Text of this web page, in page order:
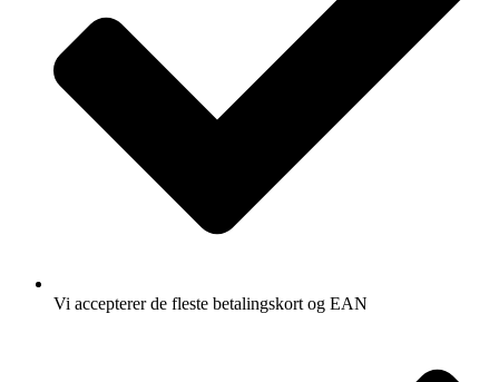
Vi accepterer de fleste betalingskort og EAN